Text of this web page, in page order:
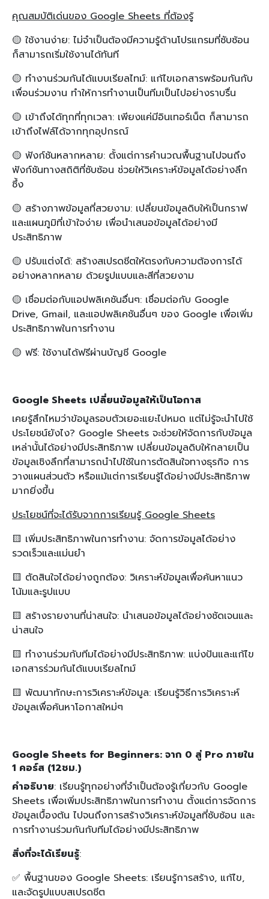
คุณสมบัติเด่นของ Google Sheets ที่ต้องรู้
🟡 ใช้งานง่าย: ไม่จำเป็นต้องมีความรู้ด้านโปรแกรมที่ซับซ้อน
ก็สามารถเริ่มใช้งานได้ทันที
🟡 ทำงานร่วมกันได้แบบเรียลไทม์: แก้ไขเอกสารพร้อมกันกับ
เพื่อนร่วมงาน ทำให้การทำงานเป็นทีมเป็นไปอย่างราบรื่น
🟡 เข้าถึงได้ทุกที่ทุกเวลา: เพียงแค่มีอินเทอร์เน็ต ก็สามารถ
เข้าถึงไฟล์ได้จากทุกอุปกรณ์
🟡 ฟังก์ชันหลากหลาย: ตั้งแต่การคำนวณพื้นฐานไปจนถึง
ฟังก์ชันทางสถิติที่ซับซ้อน ช่วยให้วิเคราะห์ข้อมูลได้อย่างลึก
ซึ้ง
🟡 สร้างภาพข้อมูลที่สวยงาม: เปลี่ยนข้อมูลดิบให้เป็นกราฟ
และแผนภูมิที่เข้าใจง่าย เพื่อนำเสนอข้อมูลได้อย่างมี
ประสิทธิภาพ
🟡 ปรับแต่งได้: สร้างสเปรดชีตให้ตรงกับความต้องการได้
อย่างหลากหลาย ด้วยรูปแบบและสีที่สวยงาม
🟡 เชื่อมต่อกับแอปพลิเคชันอื่นๆ: เชื่อมต่อกับ Google
Drive, Gmail, และแอปพลิเคชันอื่นๆ ของ Google เพื่อเพิ่ม
ประสิทธิภาพในการทำงาน
🟡 ฟรี: ใช้งานได้ฟรีผ่านบัญชี Google
Google Sheets เปลี่ยนข้อมูลให้เป็นโอกาส
เคยรู้สึกไหมว่าข้อมูลรอบตัวเยอะแยะไปหมด แต่ไม่รู้จะนำไปใช้
ประโยชน์ยังไง? Google Sheets จะช่วยให้จัดการกับข้อมูล
เหล่านั้นได้อย่างมีประสิทธิภาพ เปลี่ยนข้อมูลดิบให้กลายเป็น
ข้อมูลเชิงลึกที่สามารถนำไปใช้ในการตัดสินใจทางธุรกิจ การ
วางแผนส่วนตัว หรือแม้แต่การเรียนรู้ได้อย่างมีประสิทธิภาพ
มากยิ่งขึ้น
ประโยชน์ที่จะได้รับจากการเรียนรู้ Google Sheets
🟨 เพิ่มประสิทธิภาพในการทำงาน: จัดการข้อมูลได้อย่าง
รวดเร็วและแม่นยำ
🟨 ตัดสินใจได้อย่างถูกต้อง: วิเคราะห์ข้อมูลเพื่อค้นหาแนว
โน้มและรูปแบบ
🟨 สร้างรายงานที่น่าสนใจ: นำเสนอข้อมูลได้อย่างชัดเจนและ
น่าสนใจ
🟨 ทำงานร่วมกับทีมได้อย่างมีประสิทธิภาพ: แบ่งปันและแก้ไข
เอกสารร่วมกันได้แบบเรียลไทม์
🟨 พัฒนาทักษะการวิเคราะห์ข้อมูล: เรียนรู้วิธีการวิเคราะห์
ข้อมูลเพื่อค้นหาโอกาสใหม่ๆ
Google Sheets for Beginners: จาก 0 สู่ Pro ภายใน
1 คอร์ส (12ชม.)
คำอธิบาย: เรียนรู้ทุกอย่างที่จำเป็นต้องรู้เกี่ยวกับ Google
Sheets เพื่อเพิ่มประสิทธิภาพในการทำงาน ตั้งแต่การจัดการ
ข้อมูลเบื้องต้น ไปจนถึงการสร้างวิเคราะห์ข้อมูลที่ซับซ้อน และ
การทำงานร่วมกันกับทีมได้อย่างมีประสิทธิภาพ
สิ่งที่จะได้เรียนรู้:
✅ พื้นฐานของ Google Sheets: เรียนรู้การสร้าง, แก้ไข,
และจัดรูปแบบสเปรดชีต